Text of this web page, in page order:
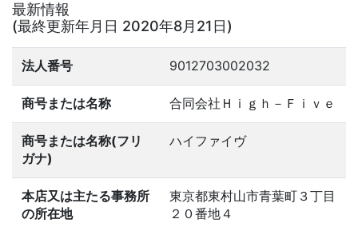
最新情報
(最終更新年月日 2020年8月21日)
法人番号 9012703002032
商号または名称 合同会社Ｈｉｇｈ－Ｆｉｖｅ
商号または名称(フリ
ガナ)
ハイファイヴ
本店又は主たる事務所
の所在地
東京都東村山市青葉町３丁目
２０番地４